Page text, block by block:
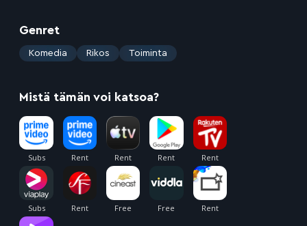
Genret
: Komedia Rikos Toiminta
Mistä tämän voi katsoa?